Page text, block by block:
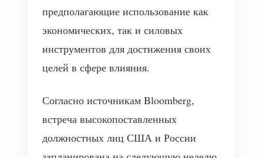
предполагающие использование как
экономических, так и силовых
инструментов для достижения своих
целей в сфере влияния.
Согласно источникам Bloomberg,
встреча высокопоставленных
должностных лиц США и России